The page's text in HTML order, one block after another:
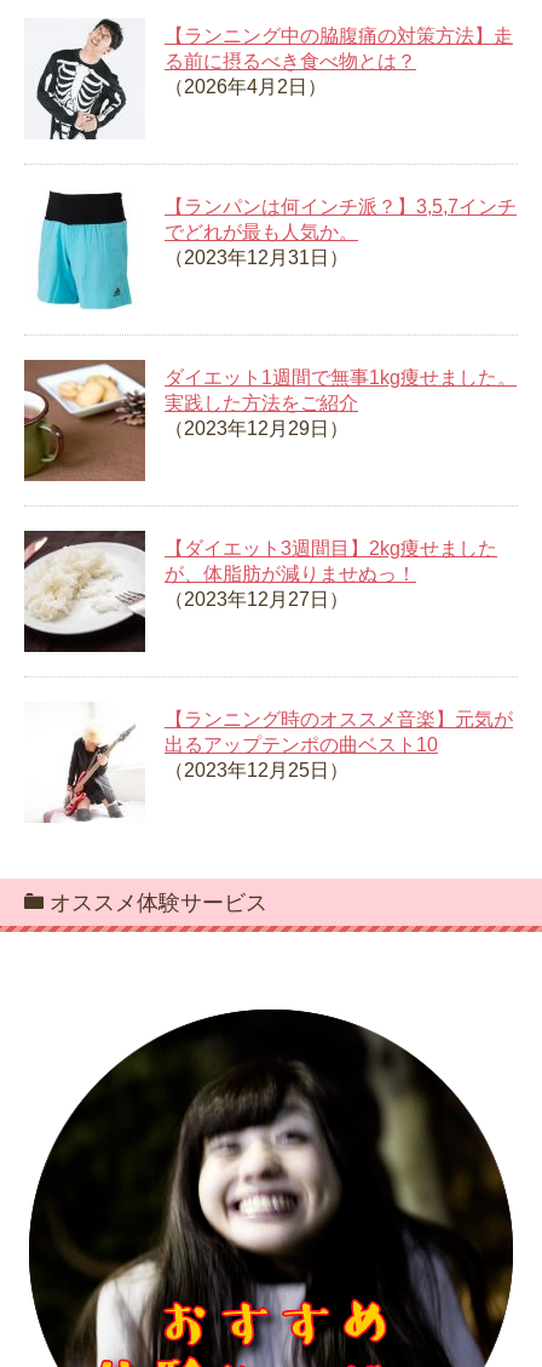
【ランニング中の脇腹痛の対策方法】走
る前に摂るべき食べ物とは？
（2026年4月2日）
【ランパンは何インチ派？】3,5,7インチ
でどれが最も人気か。
（2023年12月31日）
ダイエット1週間で無事1kg痩せました。
実践した方法をご紹介
（2023年12月29日）
【ダイエット3週間目】2kg痩せました
が、体脂肪が減りませぬっ！
（2023年12月27日）
【ランニング時のオススメ音楽】元気が
出るアップテンポの曲ベスト10
（2023年12月25日）
オススメ体験サービス